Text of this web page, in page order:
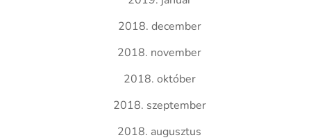
2018. december
2018. november
2018. október
2018. szeptember
2018. augusztus